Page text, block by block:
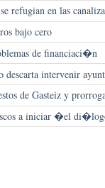
refugian en las
bajo cero
de financiaci�n
intervenir
de Gasteiz y
a iniciar �el